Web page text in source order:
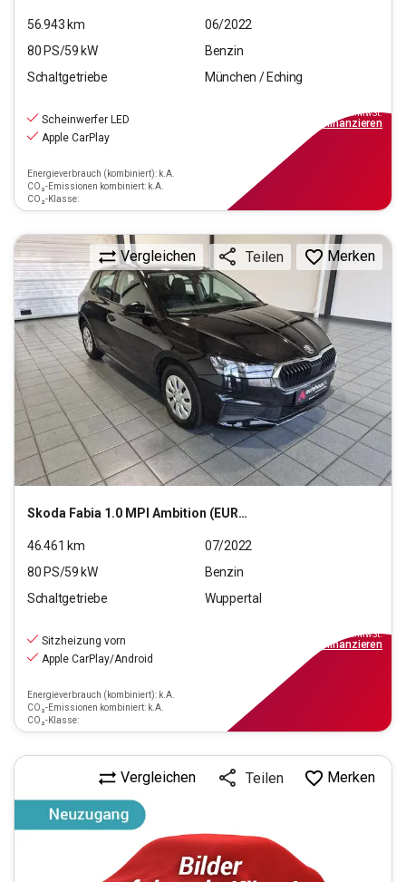
56.943 km
06/2022
80 PS/59 kW
Benzin
Schaltgetriebe
München / Eching
Scheinwerfer LED
Apple CarPlay
Energieverbrauch (kombiniert): k.A.
CO₂-Emissionen kombiniert: k.A.
CO₂-Klasse:
inkl.MwSt.
finanzieren
Skoda Fabia 1.0 MPI Ambition (EURO 6d)
Vergleichen Teilen Merken
46.461 km
07/2022
80 PS/59 kW
Benzin
Schaltgetriebe
Wuppertal
Sitzheizung vorn
Apple CarPlay/Android
Energieverbrauch (kombiniert): k.A.
CO₂-Emissionen kombiniert: k.A.
CO₂-Klasse:
inkl.MwSt.
finanzieren
Vergleichen Teilen Merken